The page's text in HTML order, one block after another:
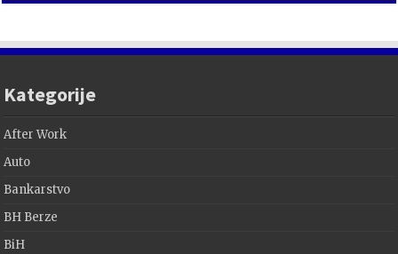
Kategorije
After Work
Auto
Bankarstvo
BH Berze
BiH